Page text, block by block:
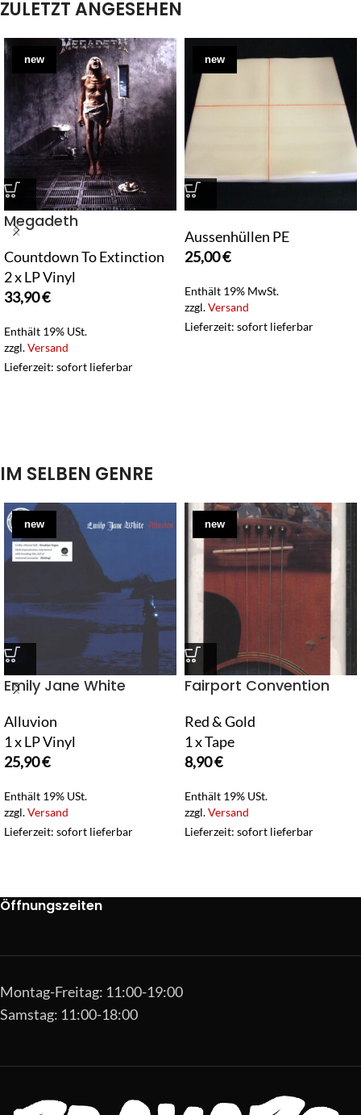
ZULETZT ANGESEHEN
new
Megadeth
Countdown To Extinction
2 x LP Vinyl
33,90€
Enthält 19% USt.
zzgl.Versand
Lieferzeit: sofort lieferbar
new
Aussenhüllen PE
25,00€
Enthält 19% MwSt.
zzgl.Versand
Lieferzeit: sofort lieferbar
IM SELBEN GENRE
new
Emily Jane White
Alluvion
1 x LP Vinyl
25,90€
Enthält 19% USt.
zzgl.Versand
Lieferzeit: sofort lieferbar
new
Fairport Convention
Red & Gold
1 x Tape
8,90€
Enthält 19% USt.
zzgl.Versand
Lieferzeit: sofort lieferbar
Öffnungszeiten
Montag-Freitag: 11:00-19:00
Samstag: 11:00-18:00